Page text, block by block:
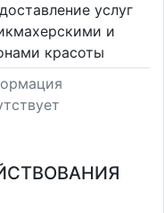
услуг
и
красоты